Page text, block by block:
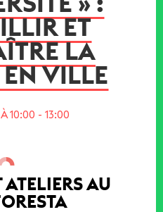
ET
LA
VILLE
10:00 -13:00
ATELIERS AU